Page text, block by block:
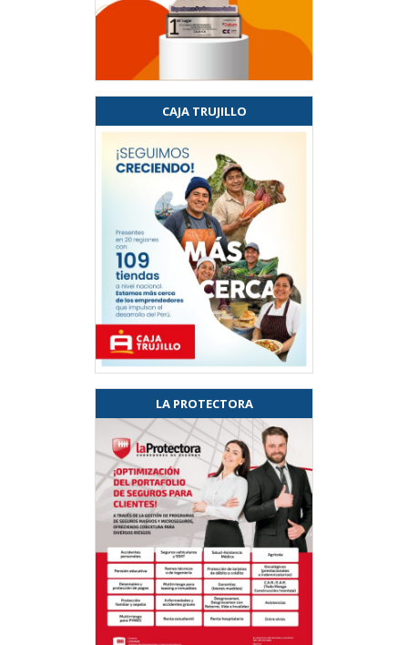
CAJA TRUJILLO
LA PROTECTORA